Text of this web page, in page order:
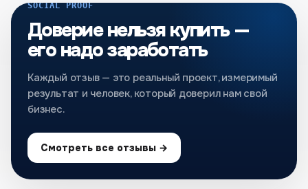
SOCIAL PROOF
Доверие нельзя купить —
его надо заработать
Каждый отзыв — это реальный проект, измеримый
результат и человек, который доверил нам свой
бизнес.
Смотреть все отзывы →